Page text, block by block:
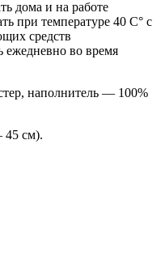
дома и на работе
при температуре 40 С° с
средств
ежедневно во время
наполнитель — 100%
45 см).